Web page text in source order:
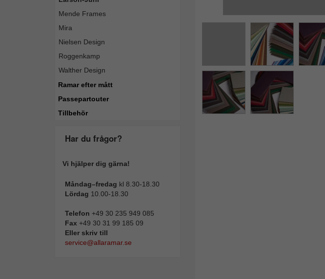
Mende Frames
Mira
Nielsen Design
Roggenkamp
Walther Design
Ramar efter mått
Passepartouter
Tillbehör
Har du frågor?
Vi hjälper dig gärna!
Måndag–fredag kl 8.30-18.30
Lördag 10.00-18.30
Telefon +49 30 235 949 085
Fax +49 30 31 99 185 09
Eller skriv till
service@allaramar.se